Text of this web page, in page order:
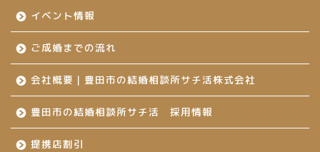
イベント情報
ご成婚までの流れ
会社概要｜豊田市の結婚相談所サチ活株式会社
豊田市の結婚相談所サチ活 採用情報
提携店割引